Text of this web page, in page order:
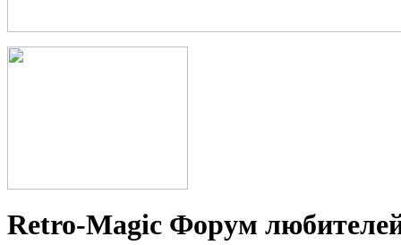
Retro-Magic Форум